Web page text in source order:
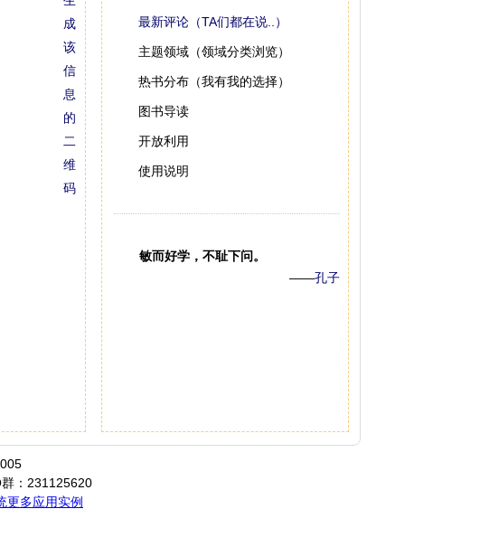
最新评论（TA们都在说..）
主题领域（领域分类浏览）
热书分布（我有我的选择）
图书导读
开放利用
使用说明
敏而好学，不耻下问。
——孔子
：231125620
更多应用实例